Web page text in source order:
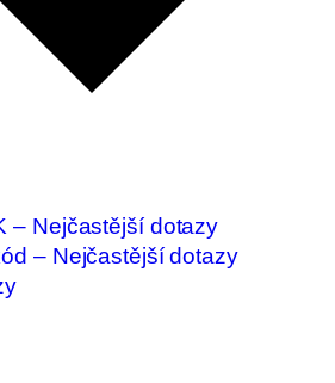
– Nejčastější dotazy
– Nejčastější dotazy